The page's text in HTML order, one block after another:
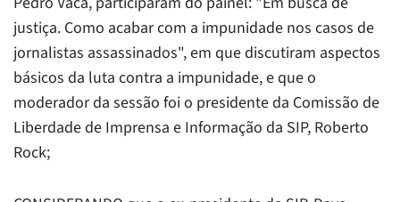
justiça. Como acabar com a impunidade nos casos de
jornalistas assassinados", em que discutiram aspectos
básicos da luta contra a impunidade, e que o
moderador da sessão foi o presidente da Comissão de
Liberdade de Imprensa e Informação da SIP, Roberto
Rock;